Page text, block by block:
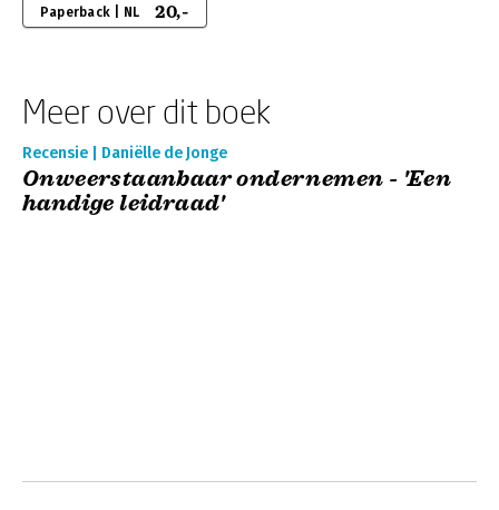
Paperback | NL 20,-
Meer over dit boek
Recensie | Daniëlle de Jonge
Onweerstaanbaar ondernemen - 'Een
handige leidraad'